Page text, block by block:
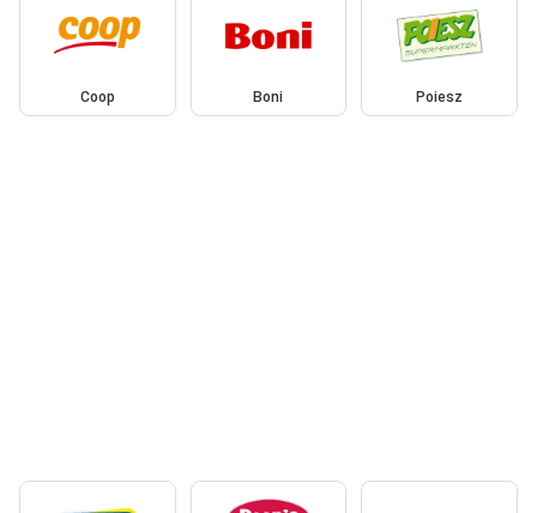
Coop Boni Poiesz